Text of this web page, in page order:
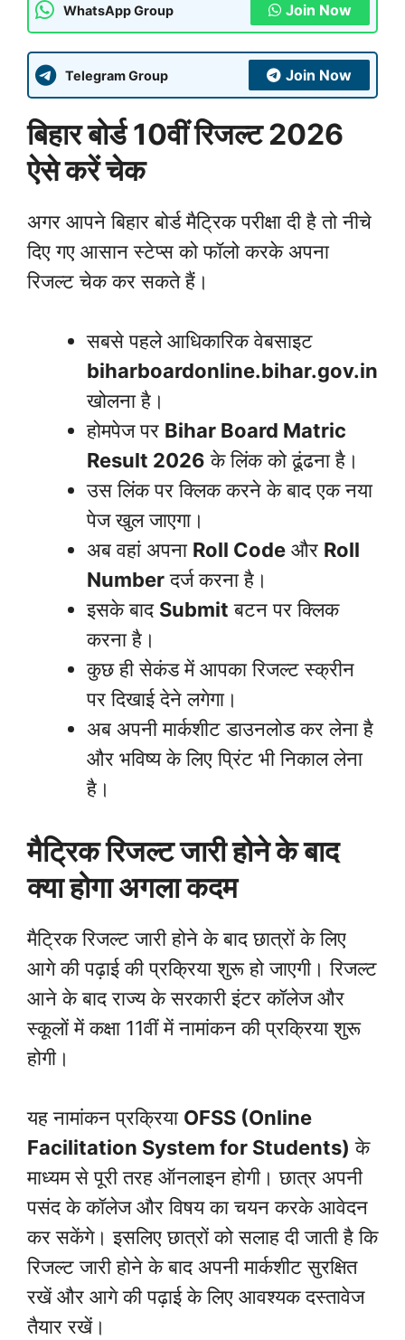
WhatsApp Group Join Now
Telegram Group Join Now
बिहार बोर्ड 10वीं रिजल्ट 2026
ऐसे करें चेक
अगर आपने बिहार बोर्ड मैट्रिक परीक्षा दी है तो नीचे
दिए गए आसान स्टेप्स को फॉलो करके अपना
रिजल्ट चेक कर सकते हैं।
सबसे पहले आधिकारिक वेबसाइट
biharboardonline.bihar.gov.in
खोलना है।
होमपेज पर Bihar Board Matric
Result 2026 के लिंक को ढूंढना है।
उस लिंक पर क्लिक करने के बाद एक नया
पेज खुल जाएगा।
अब वहां अपना Roll Code और Roll
Numberदर्ज करना है।
इसके बाद Submit बटन पर क्लिक
करना है।
कुछ ही सेकंड में आपका रिजल्ट स्क्रीन
पर दिखाई देने लगेगा।
अब अपनी मार्कशीट डाउनलोड कर लेना है
और भविष्य के लिए प्रिंट भी निकाल लेना
है।
मैट्रिक रिजल्ट जारी होने के बाद
क्या होगा अगला कदम
मैट्रिक रिजल्ट जारी होने के बाद छात्रों के लिए
आगे की पढ़ाई की प्रक्रिया शुरू हो जाएगी। रिजल्ट
आने के बाद राज्य के सरकारी इंटर कॉलेज और
स्कूलों में कक्षा 11वीं में नामांकन की प्रक्रिया शुरू
होगी।
यह नामांकन प्रक्रिया OFSS (Online
Facilitation System for Students) के
माध्यम से पूरी तरह ऑनलाइन होगी। छात्र अपनी
पसंद के कॉलेज और विषय का चयन करके आवेदन
कर सकेंगे। इसलिए छात्रों को सलाह दी जाती है कि
रिजल्ट जारी होने के बाद अपनी मार्कशीट सुरक्षित
रखें और आगे की पढ़ाई के लिए आवश्यक दस्तावेज
तैयार रखें।